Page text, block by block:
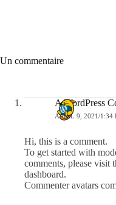
Un commentaire
A WordPress
AVRIL 9, 2021/1:34
Hi, this is a comment.
To get started with
comments, please visit
dashboard.
Commenter avatars